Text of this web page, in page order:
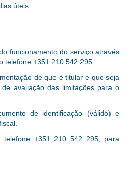
úteis.
funcionamento do serviço através
telefone +351 210 542 295.
de que é titular e que seja
avaliação das limitações para o
de identificação (válido) e
telefone +351 210 542 295,
para